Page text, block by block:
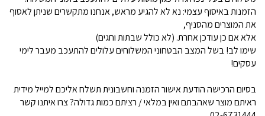
הזמנות באיסוף עצמי: נא לא להגיע מראש, אנחנו מתקשרים שניתן לאסוף
את המוצרים מהסניף,
אלא אם כן עודכן אחרת. (לא כולל שבתות וחגים)
שימו לב! בשל המצב הבטחוני המשלוחים עלולים להתעכב מעבר לימי
עסקים!
בסיום הרכישה הודעת אישור הזמנה וחשבונית תשלח אליכם למייל מידית
ראיתם מוצר שאהבתם ואין במלאי / רציתם כמות גדולה? צרו איתנו קשר